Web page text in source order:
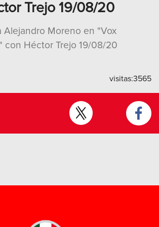
Trejo 19/08/20
Alejandro Moreno en "Vox
con Héctor Trejo 19/08/20
visitas:3565